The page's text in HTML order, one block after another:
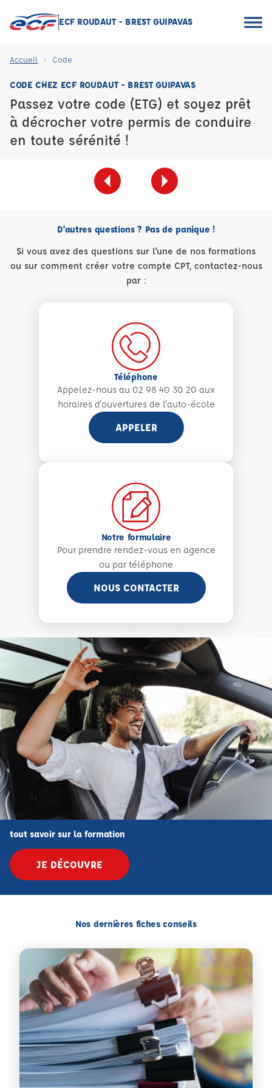
ECF ROUDAUT - BREST GUIPAVAS
Accueil Code
CODE CHEZ ECF ROUDAUT - BREST GUIPAVAS
Passez votre code (ETG) et soyez prêt
à décrocher votre permis de conduire
en toute sérénité !
D'autres questions ? Pas de panique !
Si vous avez des questions sur l'une de nos formations
ou sur comment créer votre compte CPT, contactez-nous
par :
Téléphone
Appelez-nous au 02 98 40 30 20 aux
horaires d'ouvertures de l'auto-école
APPELER
Notre formulaire
Pour prendre rendez-vous en agence
ou par téléphone
NOUS CONTACTER
tout savoir sur la formation
JE DÉCOUVRE
Nos dernières fiches conseils